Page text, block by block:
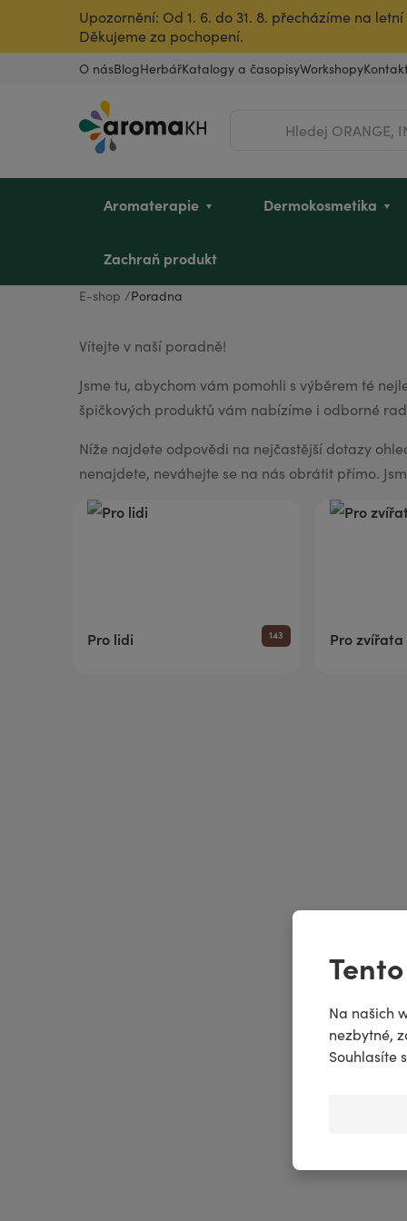
Na našich
nezbytné,
Souhlasíte
Upozornění: Od 1. 6. do 31. 8. přecházíme na
Děkujeme za pochopení.
O násBlogHerbářKatalogy a časopisyWorkshopyKontakt
Aromaterapie
Rostlinné oleje a másla
BELAIR PUR Lite
Dermokosmetika
Vlasy
Co mě trápí
Sady pro děti
Pro sportovkyně
Vaginální suchost
Pro sportovce
Ostatní produkty
Úklid a dezinfekce
Dárky pro dědečka
Sada pro grilování
Zachraň produkt
E-shop Poradna
Poradna
Vítejte v naší poradně!
Jsme tu, abychom vám pomohli s výběrem té
špičkových produktů vám nabízíme i odborné
Níže najdete odpovědi na nejčastější dotazy
nenajdete, neváhejte se na nás obrátit přímo.
143
Pro lidi Pro zvířata
z řady
Lev
na